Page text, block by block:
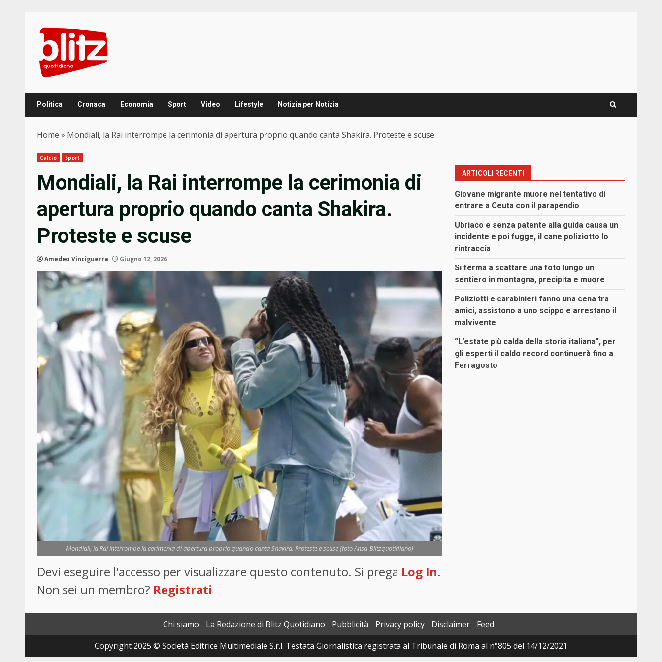
content
Politica Cronaca Economia Sport Video Lifestyle Notizia per Notizia
Home » Mondiali, la Rai interrompe la cerimonia di apertura proprio quando canta Shakira. Proteste e scuse
Calcio Sport
Mondiali, la Rai interrompe la cerimonia di
apertura proprio quando canta Shakira.
Proteste e scuse
Amedeo Vinciguerra Giugno 12, 2026
Mondiali, la Rai interrompe la cerimonia di apertura proprio quando canta Shakira. Proteste e scuse (foto Ansa-Blitzquotidiano)
Devi eseguire l'accesso per visualizzare questo contenuto. Si prega Log In.
Non sei un membro? Registrati
ARTICOLI RECENTI
Giovane migrante muore nel tentativo di
entrare a Ceuta con il parapendio
Ubriaco e senza patente alla guida causa un
incidente e poi fugge, il cane poliziotto lo
rintraccia
Si ferma a scattare una foto lungo un
sentiero in montagna, precipita e muore
Poliziotti e carabinieri fanno una cena tra
amici, assistono a uno scippo e arrestano il
malvivente
“L’estate più calda della storia italiana”, per
gli esperti il caldo record continuerà fino a
Ferragosto
Chi siamo La Redazione di Blitz Quotidiano Pubblicità Privacy policy Disclaimer
Feed
Copyright 2025 © Società Editrice Multimediale S.r.l. Testata Giornalistica registrata al Tribunale di Roma al n°805 del 14/12/2021